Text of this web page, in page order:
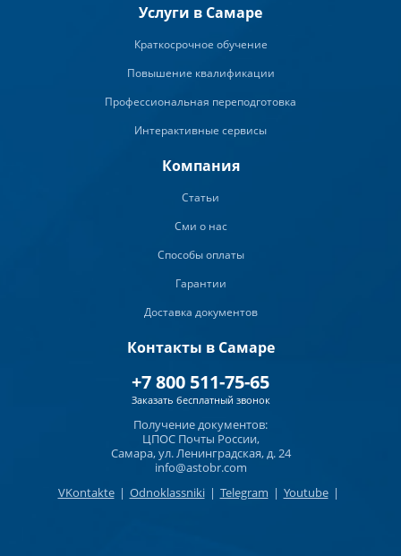
Услуги в Самаре
Краткосрочное обучение
Повышение квалификации
Профессиональная переподготовка
Интерактивные сервисы
Компания
Статьи
Сми о нас
Способы оплаты
Гарантии
Доставка документов
Контакты в Самаре
+7 800 511-75-65
Заказать бесплатный звонок
Получение документов:
ЦПОС Почты России,
Самара, ул. Ленинградская, д. 24
info@astobr.com
VKontakte | Odnoklassniki | Telegram | Youtube |